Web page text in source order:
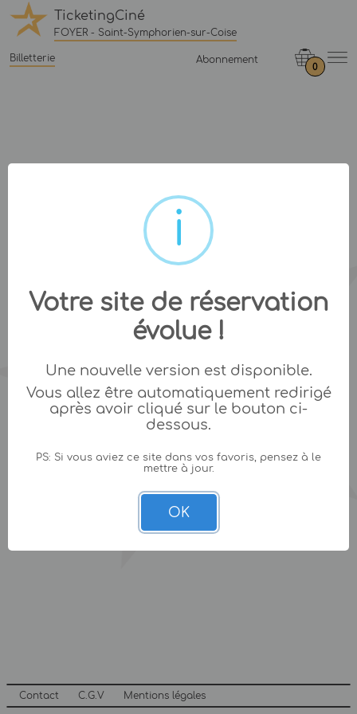
TicketingCiné
FOYER - Saint-Symphorien-sur-Coise
Billetterie Abonnement
0
Contact C.G.V Mentions légales
Votre site de réservation
évolue !
Une nouvelle version est disponible.
Vous allez être automatiquement redirigé
après avoir cliqué sur le bouton ci-
dessous.
PS: Si vous aviez ce site dans vos favoris, pensez à le
mettre à jour.
OK